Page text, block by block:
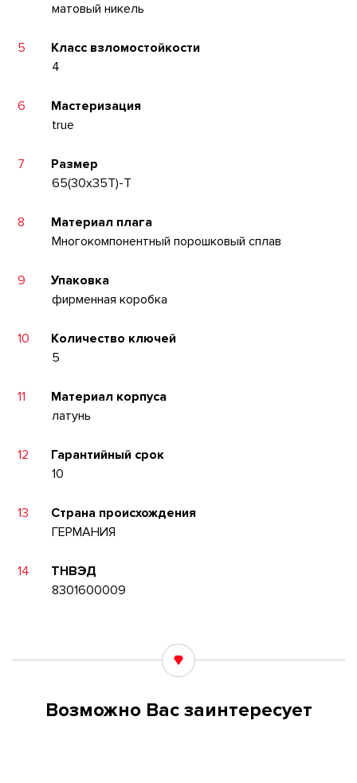
матовый никель
5
Класс взломостойкости
4
6
Мастеризация
true
7
Размер
65(30x35T)-T
8
Материал плага
Многокомпонентный порошковый сплав
9
Упаковка
фирменная коробка
10
Количество ключей
5
11
Материал корпуса
латунь
12
Гарантийный срок
10
13
Страна происхождения
ГЕРМАНИЯ
14
ТНВЭД
8301600009
Возможно Вас заинтересует